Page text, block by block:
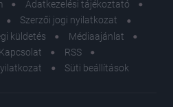
Adatkezelési tájékoztató
Szerzői jogi nyilatkozat
küldetés
Médiaajánlat
Kapcsolat
RSS
Süti beállítások